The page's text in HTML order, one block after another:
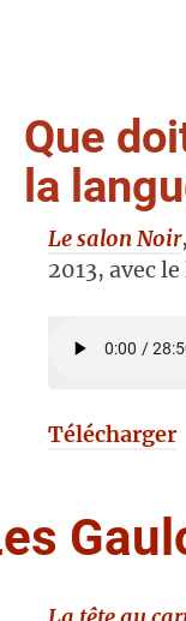
Que
la
Le salon Noir,
2013, avec
Télécharger